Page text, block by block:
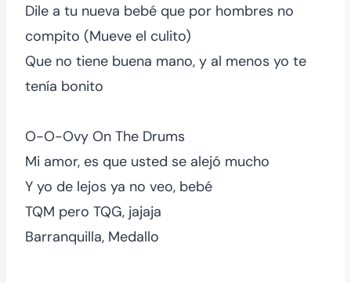
Dile a tu nueva bebé que por hombres no
compito (Mueve el culito)
Que no tiene buena mano, y al menos yo te
tenía bonito
O-O-Ovy On The Drums
Mi amor, es que usted se alejó mucho
Y yo de lejos ya no veo, bebé
TQM pero TQG, jajaja
Barranquilla, Medallo